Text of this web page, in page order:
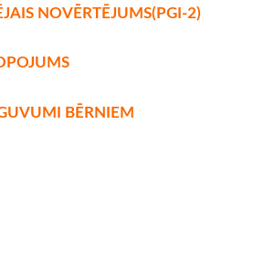
NOVĒRTĒJUMS(PGI-2)
BĒRNIEM